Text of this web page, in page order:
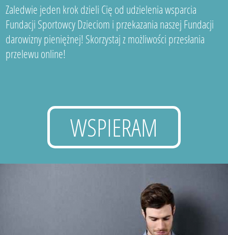
Zaledwie jeden krok dzieli Cię od udzielenia wsparcia
Fundacji Sportowcy Dzieciom i przekazania naszej Fundacji
darowizny pieniężnej! Skorzystaj z możliwości przesłania
przelewu online!
WSPIERAM